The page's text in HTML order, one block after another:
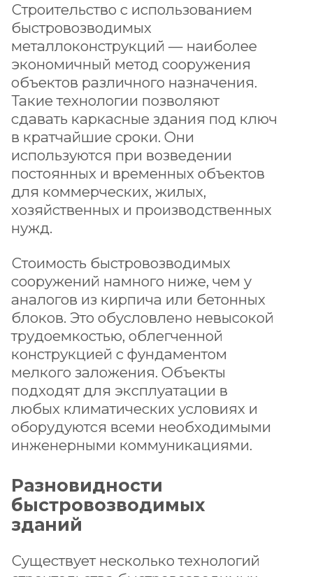
Строительство с использованием
быстровозводимых
металлоконструкций — наиболее
экономичный метод сооружения
объектов различного назначения.
Такие технологии позволяют
сдавать каркасные здания под ключ
в кратчайшие сроки. Они
используются при возведении
постоянных и временных объектов
для коммерческих, жилых,
хозяйственных и производственных
нужд.
Стоимость быстровозводимых
сооружений намного ниже, чем у
аналогов из кирпича или бетонных
блоков. Это обусловлено невысокой
трудоемкостью, облегченной
конструкцией с фундаментом
мелкого заложения. Объекты
подходят для эксплуатации в
любых климатических условиях и
оборудуются всеми необходимыми
инженерными коммуникациями.
Разновидности
быстровозводимых
зданий
Существует несколько технологий